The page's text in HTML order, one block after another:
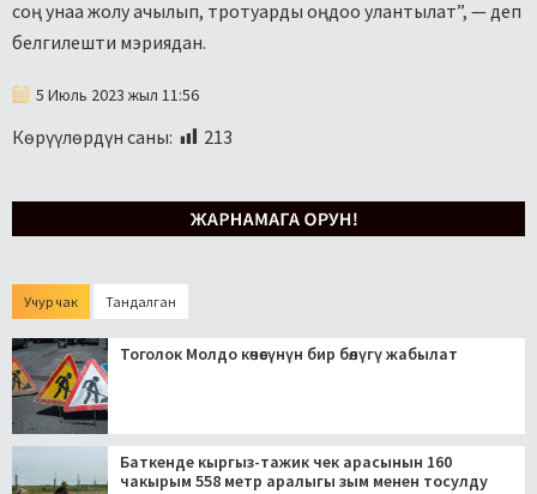
соң унаа жолу ачылып, тротуарды оңдоо улантылат”, — деп
белгилешти мэриядан.
5 Июль 2023 жыл 11:56
Көрүүлөрдүн саны: 213
Учур чак Тандалган
Тоголок Молдо көчөсүнүн бир бөлүгү жабылат
Баткенде кыргыз-тажик чек арасынын 160
чакырым 558 метр аралыгы зым менен тосулду